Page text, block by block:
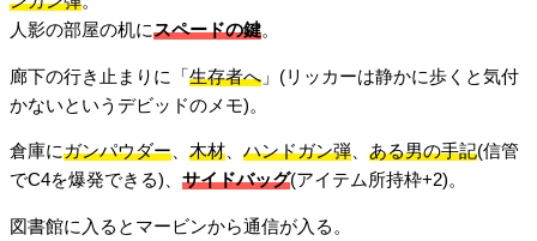
人影の部屋の机にスペードの鍵。
廊下の行き止まりに「生存者へ 」(リッカーは静かに歩くと気付
かないというデビッドのメモ)。
倉庫にガンパウダー 木材 ハンドガン弾 ある男の手記(信管
でC4を爆発できる)、 サイドバッグ(アイテム所持枠+2)。
図書館に入るとマービンから通信が入る。